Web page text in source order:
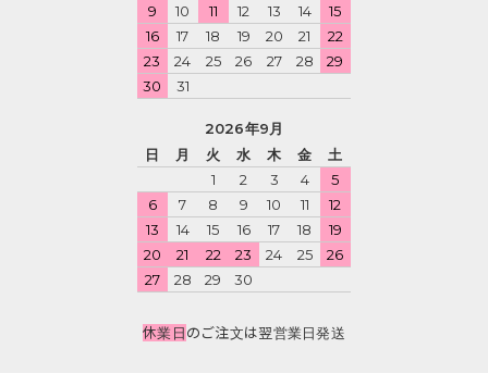
9
10 11 12 13 14
15
16
17 18 19 20 21
22
23
24 25 26 27 28
29
30
31
2026年9月
日
月 火 水 木 金
土
1
2 3 4
5
6
7 8 9 10 11
12
13
14 15 16 17 18
19
20
21 22 23 24 25
26
27
28 29 30
休業日のご注文は翌営業日発送